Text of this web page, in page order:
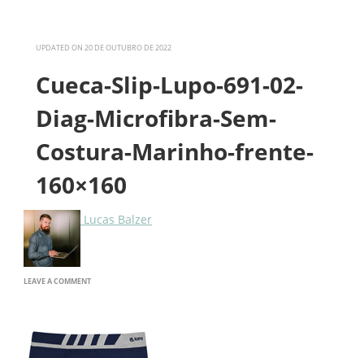
UPDATED ON 20 DE OUTUBRO DE 2022
Cueca-Slip-Lupo-691-02-
Diag-Microfibra-Sem-
Costura-Marinho-frente-
160×160
Lucas Balzer
LEAVE A COMMENTON
691-
02-